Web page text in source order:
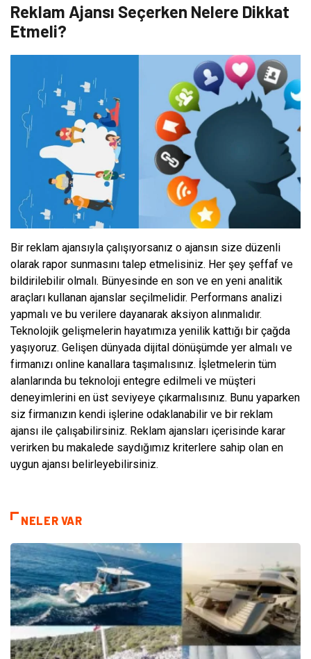
Reklam Ajansı Seçerken Nelere Dikkat
Etmeli?
Bir reklam ajansıyla çalışıyorsanız o ajansın size düzenli
olarak rapor sunmasını talep etmelisiniz. Her şey şeffaf ve
bildirilebilir olmalı. Bünyesinde en son ve en yeni analitik
araçları kullanan ajanslar seçilmelidir. Performans analizi
yapmalı ve bu verilere dayanarak aksiyon alınmalıdır.
Teknolojik gelişmelerin hayatımıza yenilik kattığı bir çağda
yaşıyoruz. Gelişen dünyada dijital dönüşümde yer almalı ve
firmanızı online kanallara taşımalısınız. İşletmelerin tüm
alanlarında bu teknoloji entegre edilmeli ve müşteri
deneyimlerini en üst seviyeye çıkarmalısınız. Bunu yaparken
siz firmanızın kendi işlerine odaklanabilir ve bir reklam
ajansı ile çalışabilirsiniz. Reklam ajansları içerisinde karar
verirken bu makalede saydığımız kriterlere sahip olan en
uygun ajansı belirleyebilirsiniz.
NELER VAR